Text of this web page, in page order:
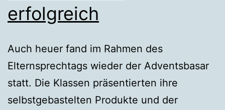
erfolgreich
Auch heuer fand im Rahmen des
Elternsprechtags wieder der Adventsbasar
statt. Die Klassen präsentierten ihre
selbstgebastelten Produkte und der